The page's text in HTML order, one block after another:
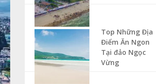
Top Những Địa
Điểm Ăn Ngon
Tại đảo Ngọc
Vừng